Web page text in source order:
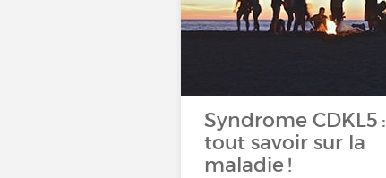
Syndrome CDKL5 :
tout savoir sur la
maladie !